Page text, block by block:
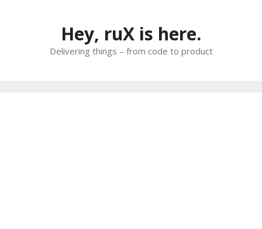
Hey, ruX is here.
Delivering things – from code to product